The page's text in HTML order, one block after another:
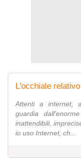
L'occhiale relativo
Attenti a internet,
guardia
inattendibili,
io uso Internet, ch...